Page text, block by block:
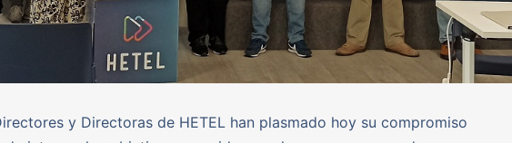
y Directoras de HETEL han plasmado hoy su compromiso